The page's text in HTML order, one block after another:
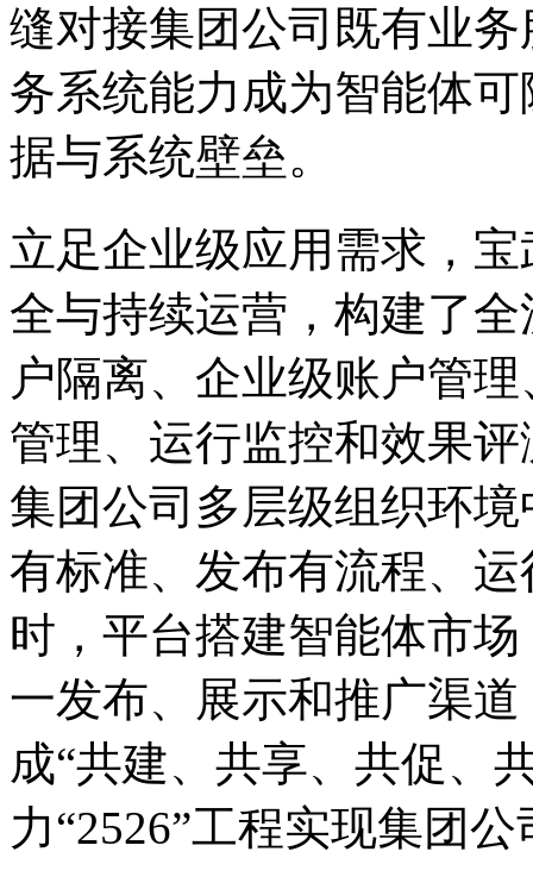
缝对接集团公司既有业
务系统能力成为智能体
据与系统壁垒。
立足企业级应用需求，
全与持续运营，构建了
户隔离、企业级账户管
管理、运行监控和效果
集团公司多层级组织环
有标准、发布有流程、
时，平台搭建智能体市
一发布、展示和推广渠
成“共建、共享、共促、
力“2526”工程实现集团